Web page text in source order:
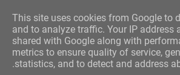
وكالة الحدث للآراء
This site uses cookies from Google to
and to analyze traffic. Your IP address
shared with Google along with
metrics to ensure quality of service,
statistics, and to detect and address